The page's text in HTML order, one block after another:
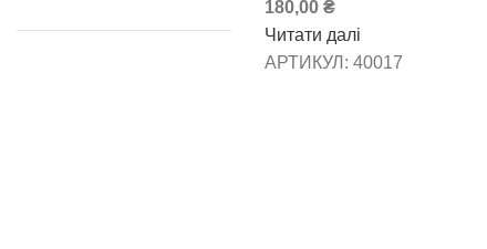
180,00 ₴
Читати далі
АРТИКУЛ: 40017